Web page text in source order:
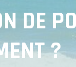
DE
?